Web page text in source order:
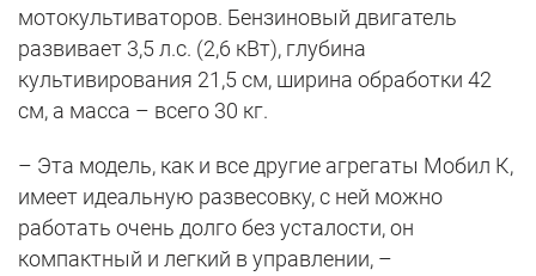
мотокультиваторов. Бензиновый двигатель
развивает 3,5 л.с. (2,6 кВт), глубина
культивирования 21,5 см, ширина обработки 42
см, а масса – всего 30 кг.
– Эта модель, как и все другие агрегаты Мобил К,
имеет идеальную развесовку, с ней можно
работать очень долго без усталости, он
компактный и легкий в управлении, –